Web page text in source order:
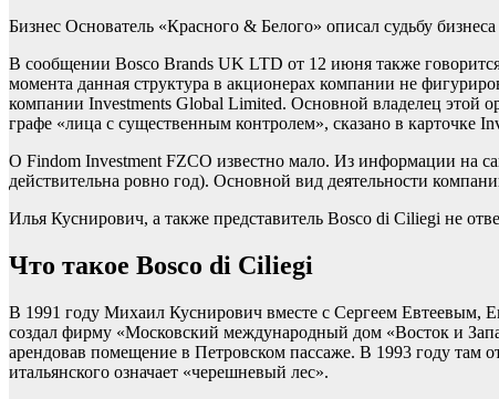
Бизнес Основатель «Красного & Белого» описал судьбу
В сообщении Bosco Brands UK LTD от 12 июня также
момента данная структура в акционерах компании не
компании Investments Global Limited. Основной владелец
графе «лица с существенным контролем», сказано в карточке
О Findom Investment FZCO известно мало. Из информации на
действительна ровно год). Основной вид деятельности
Илья Куснирович, а также представитель Bosco di Ciliegi не
Что такое Bosco di Ciliegi
В 1991 году Михаил Куснирович вместе с Сергеем
создал фирму «Московский международный дом «Восток и
арендовав помещение в Петровском пассаже. В 1993 году там
итальянского означает «черешневый лес».